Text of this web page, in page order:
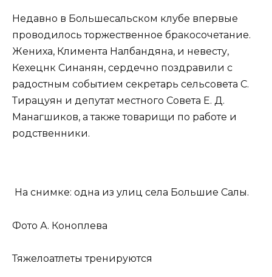
Недавно в Большесальском клубе впервые
проводилось торжественное бракосочетание.
Жениха, Климента Налбандяна, и невесту,
Кехецнк Синанян, сердечно поздравили с
радостным событием секретарь сельсовета С.
Тирацуян и депутат местного Совета Е. Д.
Манагшиков, а также товарищи по работе и
родственники.
На снимке: одна из улиц села Большие Салы.
Фото А. Коноплева
Тяжелоатлеты тренируются